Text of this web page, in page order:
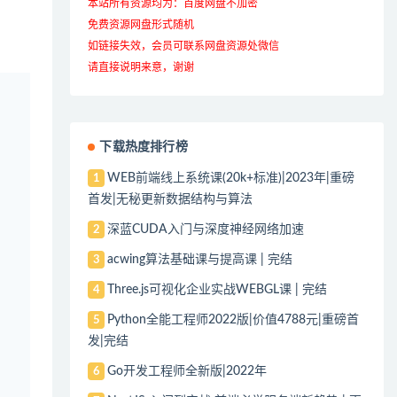
本站所有资源均为：百度网盘不加密
免费资源网盘形式随机
如链接失效，会员可联系网盘资源处微信
请直接说明来意，谢谢
下载热度排行榜
1
WEB前端线上系统课(20k+标准)|2023年|重磅
首发|无秘更新数据结构与算法
2 深蓝CUDA入门与深度神经网络加速
3 acwing算法基础课与提高课 | 完结
4 Three.js可视化企业实战WEBGL课 | 完结
5
Python全能工程师2022版|价值4788元|重磅首
发|完结
6 Go开发工程师全新版|2022年